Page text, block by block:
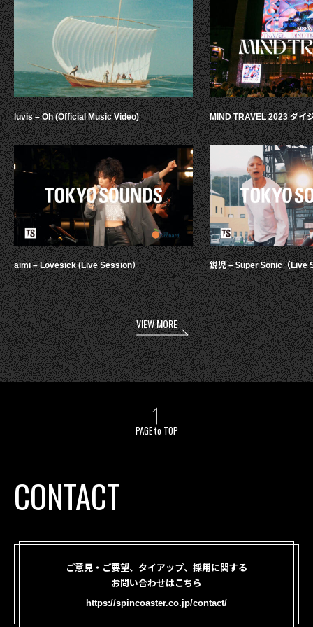
luvis – Oh (Official Music Video)
aimi – Lovesick (Live Session）
MIND TRAVEL 2023 ダイ
鋭児 – $uper $onic（Live
VIEW MORE
PAGE to TOP
CONTACT
ご意見・ご要望、タイアップ、採用に関する
お問い合わせはこちら
https://spincoaster.co.jp/contact/